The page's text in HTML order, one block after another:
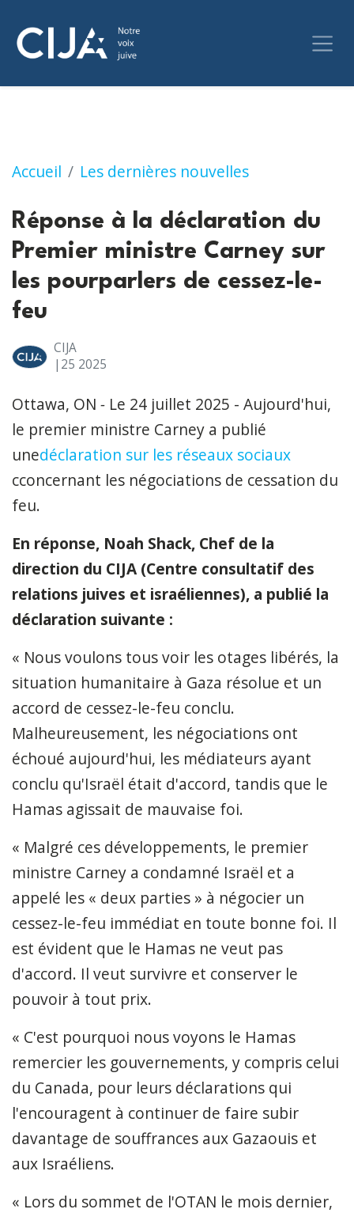
Accueil Les dernières nouvelles
Réponse à la déclaration du Premier
Réponse à la déclaration du
Premier ministre Carney sur
les pourparlers de cessez-le-
feu
CIJA
|25 2025
Ottawa, ON - Le 24 juillet 2025 - Aujourd'hui,
le premier ministre Carney a publié
unedéclaration sur les réseaux sociaux
cconcernant les négociations de cessation du
feu.
En réponse, Noah Shack, Chef de la
direction du CIJA (Centre consultatif des
relations juives et israéliennes), a publié la
déclaration suivante :
« Nous voulons tous voir les otages libérés, la
situation humanitaire à Gaza résolue et un
accord de cessez-le-feu conclu.
Malheureusement, les négociations ont
échoué aujourd'hui, les médiateurs ayant
conclu qu'Israël était d'accord, tandis que le
Hamas agissait de mauvaise foi.
« Malgré ces développements, le premier
ministre Carney a condamné Israël et a
appelé les « deux parties » à négocier un
cessez-le-feu immédiat en toute bonne foi. Il
est évident que le Hamas ne veut pas
d'accord. Il veut survivre et conserver le
pouvoir à tout prix.
« C'est pourquoi nous voyons le Hamas
remercier les gouvernements, y compris celui
du Canada, pour leurs déclarations qui
l'encouragent à continuer de faire subir
davantage de souffrances aux Gazaouis et
aux Israéliens.
« Lors du sommet de l'OTAN le mois dernier,